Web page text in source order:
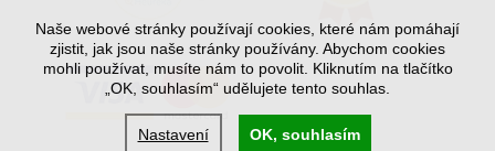
Naše webové stránky používají cookies, které nám pomáhají
zjistit, jak jsou naše stránky používány. Abychom cookies
mohli používat, musíte nám to povolit. Kliknutím na tlačítko
„OK, souhlasím“ udělujete tento souhlas.
Nastavení OK, souhlasím